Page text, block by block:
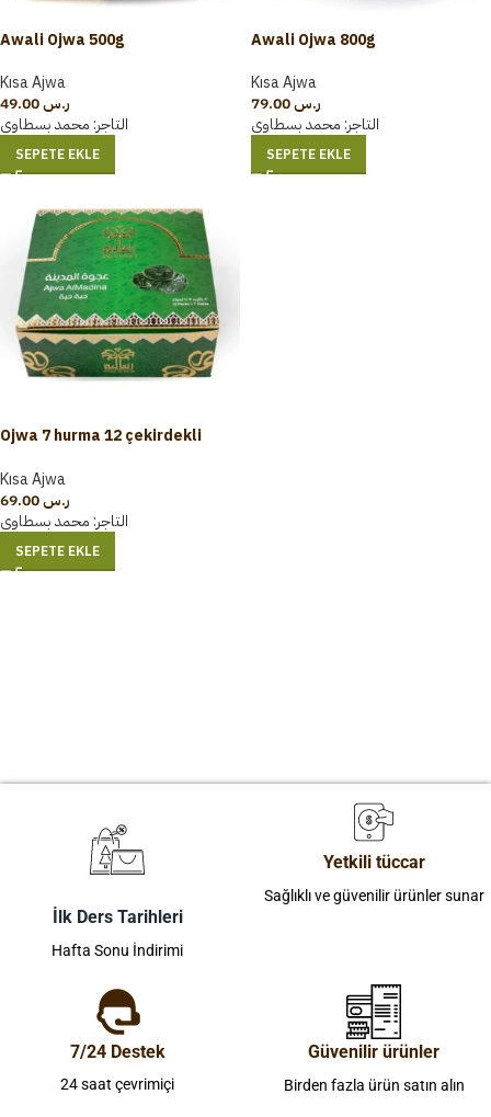
Awali Ojwa 500g
Kısa Ajwa
ر.س
التاجر: محمد بسطاوي
SEPETE EKLE
Awali Ojwa 800g
Kısa Ajwa
ر.س
التاجر: محمد بسطاوي
SEPETE EKLE
Ojwa 7 hurma 12 çekirdekli
Kısa Ajwa
ر.س
التاجر: محمد بسطاوي
SEPETE EKLE
İlk Ders Tarihleri
Hafta Sonu İndirimi
Yetkili tüccar
Sağlıklı ve güvenilir ürünler sunar
7/24 Destek
24 saat çevrimiçi
Güvenilir ürünler
Birden fazla ürün satın alın